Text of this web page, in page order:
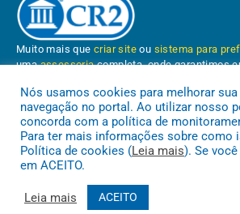
Muito mais quecriar site ou sistema para
umaassessoriacompleta, onde garantimos
Conheça oPNTP e oRadar da Transparência
Nós usamos cookies para melhorar sua
navegação no portal. Ao utilizar nosso
concorda com a política de
Para ter mais informações sobre como
Política de cookies (Leia mais). Se
em ACEITO.
Leia mais ACEITO